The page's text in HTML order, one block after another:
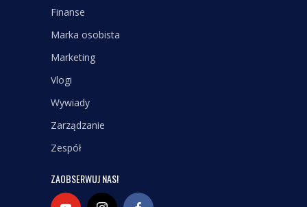
Finanse
Marka osobista
Marketing
Vlogi
Wywiady
Zarządzanie
Zespół
ZAOBSERWUJ NAS!